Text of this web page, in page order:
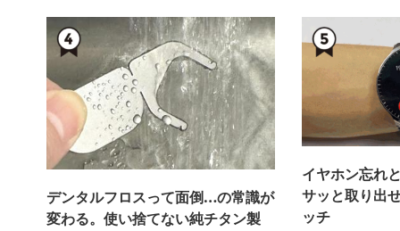
デンタルフロスって面倒…の常識が
変わる。使い捨てない純チタン製
イヤホン忘れ
サッと取り出
ッチ